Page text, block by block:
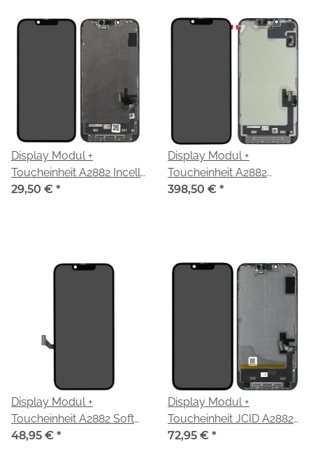
Display Modul +
Toucheinheit A2882 Incell
black/schwarz für Apple
29,50 € *
Display Modul +
Toucheinheit A2882
Serviceware
398,50 € *
Display Modul +
Toucheinheit A2882 Soft
OLED black/schwarz für
48,95 € *
Display Modul +
Toucheinheit JCID A2882
Soft OLED black/schwarz
72,95 € *